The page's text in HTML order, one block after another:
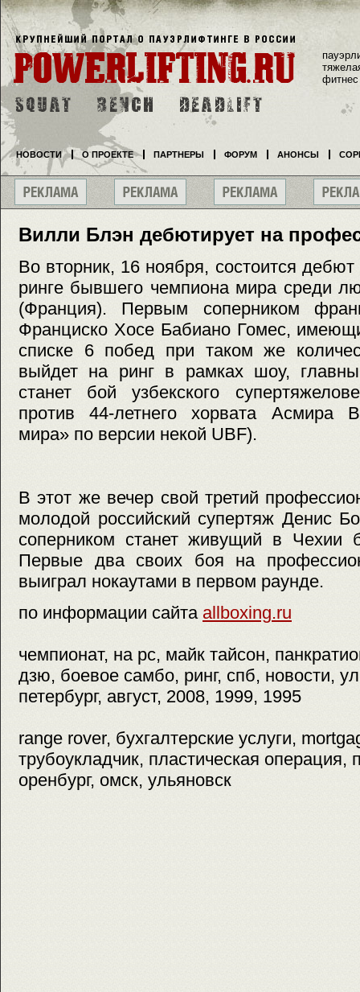
Вилли Блэн дебютирует на
Во вторник, 16 ноября, состоится
ринге бывшего чемпиона мира среди
(Франция). Первым соперником
Франциско Хосе Бабиано Гомес,
списке 6 побед при таком же
выйдет на ринг в рамках шоу,
станет бой узбекского
против 44-летнего хорвата Асмира
мира» по версии некой UBF).
В этот же вечер свой третий
молодой российский супертяж Денис
соперником станет живущий в Чехии
Первые два своих боя на
выиграл нокаутами в первом раунде.
по информации сайта allboxing.ru
чемпионат, на pc, майк тайсон,
дзю, боевое самбо, ринг, спб, новости,
петербург, август, 2008, 1999, 1995
range rover, бухгалтерские услуги,
трубоукладчик, пластическая
оренбург, омск, ульяновск
фитнес
НОВОСТИ О ПРОЕКТЕ ПАРТНЕРЫ ФОРУМ АНОНСЫ